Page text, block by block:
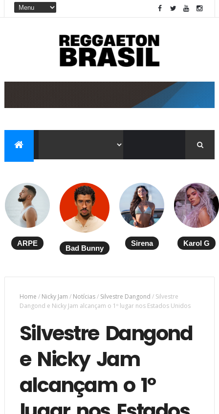
ARPE
Bad Bunny
Sirena Karol G
Home / Nicky Jam / Notícias/ Silvestre Dangond / Silvestre
Dangond e Nicky Jam alcançam o 1º lugar nos Estados Unidos
Silvestre Dangond
e Nicky Jam
alcançam o 1º